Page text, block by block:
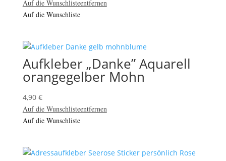
Preis
war:
Preis
ist:
Auf die Wunschlisteentfernen
Auf die Wunschliste
Aufkleber „Danke” Aquarell
orangegelber Mohn
4,90 €
Auf die Wunschlisteentfernen
Auf die Wunschliste